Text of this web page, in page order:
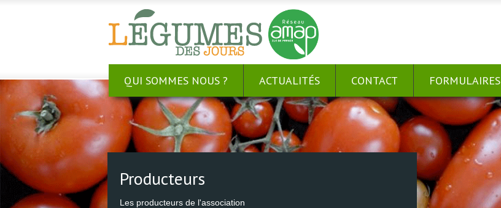
QUI SOMMES NOUS ? ACTUALITÉS CONTACT FORMULAIRES
Producteurs
Les producteurs de l'association